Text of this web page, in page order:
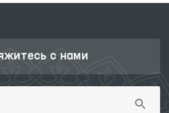
с нами